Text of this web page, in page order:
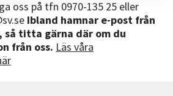
oss på tfn 0970-135 25 eller
Ibland hamnar e-post från
så titta gärna där om du
från oss. Läs våra